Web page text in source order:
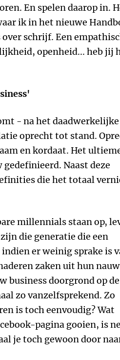
En spelen daarop in.
ik in het nieuwe
schrijf. Een
openheid... heb jij
- na het daadwerkelijke
oprecht tot stand.
en kordaat. Het
Naast deze
die het totaal
millennials staan op,
die generatie die een
er weinig sprake is
zaken uit hun
business doorgrond op de
zo vanzelfsprekend. Zo
is toch eenvoudig? Wat
pagina gooien, is
je toch gewoon door